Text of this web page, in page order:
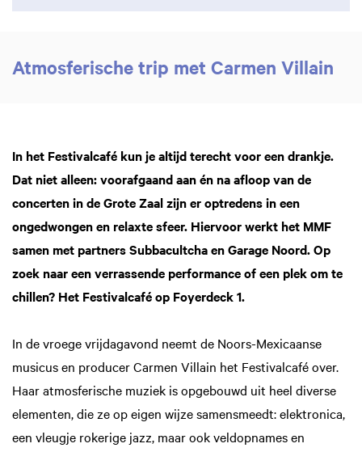
Atmosferische trip met Carmen Villain
In het Festivalcafé kun je altijd terecht voor een drankje.
Dat niet alleen: voorafgaand aan én na afloop van de
concerten in de Grote Zaal zijn er optredens in een
ongedwongen en relaxte sfeer. Hiervoor werkt het MMF
samen met partners Subbacultcha en Garage Noord. Op
zoek naar een verrassende performance of een plek om te
chillen? Het Festivalcafé op Foyerdeck 1.
In de vroege vrijdagavond neemt de Noors-Mexicaanse
musicus en producer Carmen Villain het Festivalcafé over.
Haar atmosferische muziek is opgebouwd uit heel diverse
elementen, die ze op eigen wijze samensmeedt: elektronica,
een vleugje rokerige jazz, maar ook veldopnames en